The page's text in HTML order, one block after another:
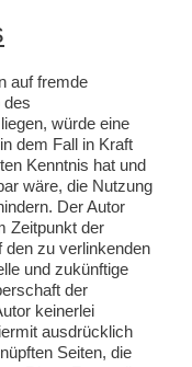
auf fremde
des
würde eine
dem Fall in Kraft
Kenntnis hat und
wäre, die Nutzung
Der Autor
Zeitpunkt der
den zu verlinkenden
und zukünftige
der
keinerlei
ausdrücklich
Seiten, die